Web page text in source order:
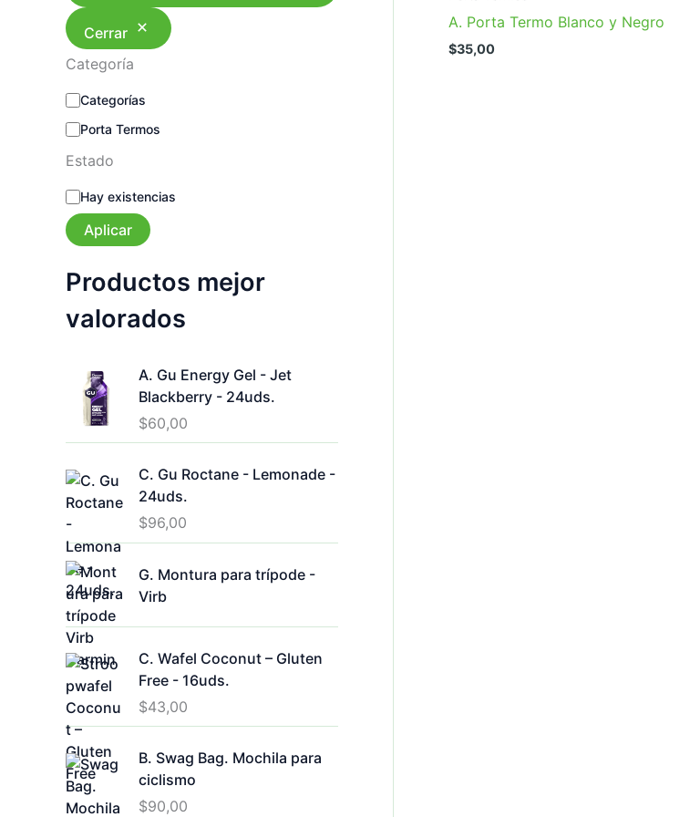
Cerrar
Categoría
C
t
g
o
r
í
a
Categorías
Porta Termos
Estado
E
t
a
o
Hay existencias
Aplicar
Productos mejor
valorados
A. Gu Energy Gel - Jet
Blackberry - 24uds.
$60,00
C. Gu Roctane - Lemonade -
24uds.
$96,00
G. Montura para trípode -
Virb
C. Wafel Coconut – Gluten
Free - 16uds.
$43,00
B. Swag Bag. Mochila para
ciclismo
$90,00
A. Porta Termo Blanco y Negro
$35,00